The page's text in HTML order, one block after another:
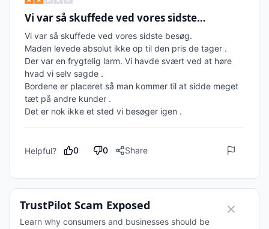
Vi var så skuffede ved vores sidste…
Vi var så skuffede ved vores sidste besøg.
Maden levede absolut ikke op til den pris de tager .
Der var en frygtelig larm. Vi havde svært ved at høre
hvad vi selv sagde .
Bordene er placeret så man kommer til at sidde meget
tæt på andre kunder .
Helpful? 0 0 Share
TrustPilot Scam Exposed
Learn why consumers and businesses should be